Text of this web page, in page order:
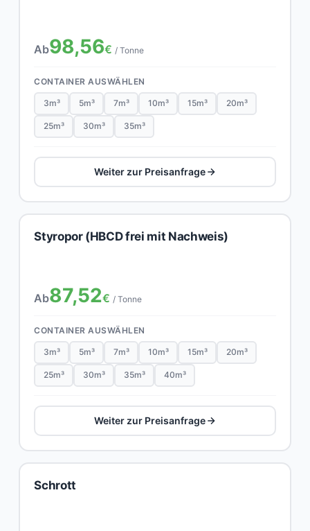
Ab98,56€ / Tonne
CONTAINER AUSWÄHLEN
3m³ 5m³ 7m³ 10m³ 15m³ 20m³
25m³ 30m³ 35m³
Weiter zur Preisanfrage
Styropor (HBCD frei mit Nachweis)
Ab87,52€ / Tonne
CONTAINER AUSWÄHLEN
3m³ 5m³ 7m³ 10m³ 15m³ 20m³
25m³ 30m³ 35m³ 40m³
Weiter zur Preisanfrage
Schrott